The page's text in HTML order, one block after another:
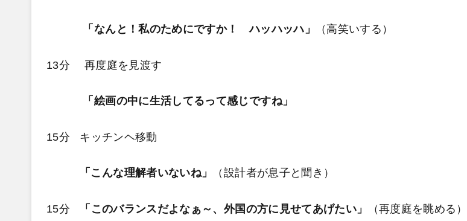
「なんと！私のためにですか！ ハッハッハ」 （高笑いする）
13分 再度庭を見渡す
「絵画の中に生活してるって感じですね」
15分 キッチンヘ移動
「こんな理解者いないね」 （設計者が息子と聞き）
15分 「このバランスだよなぁ～、外国の方に見せてあげたい」 （再度庭を眺める）